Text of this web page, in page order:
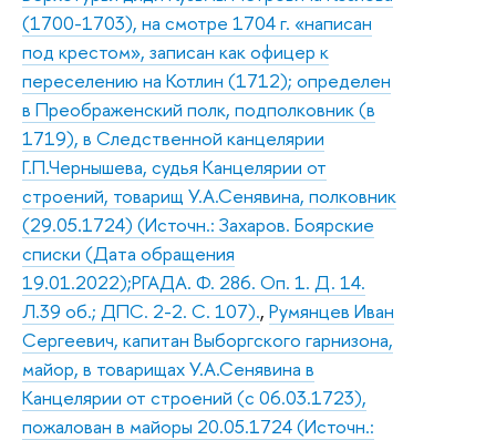
(1700-1703), на смотре 1704 г. «написан
под крестом», записан как офицер к
переселению на Котлин (1712); определен
в Преображенский полк, подполковник (в
1719), в Следственной канцелярии
Г.П.Чернышева, судья Канцелярии от
строений, товарищ У.А.Сенявина, полковник
(29.05.1724) (Источн.: Захаров. Боярские
списки (Дата обращения
19.01.2022);РГАДА. Ф. 286. Оп. 1. Д. 14.
Л.39 об.; ДПС. 2-2. С. 107)., Румянцев Иван
Сергеевич, капитан Выборгского гарнизона,
майор, в товарищах У.А.Сенявина в
Канцелярии от строений (с 06.03.1723),
пожалован в майоры 20.05.1724 (Источн.: